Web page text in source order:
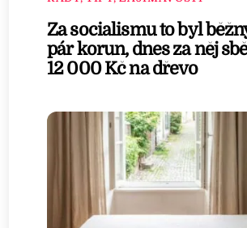
Za socialismu to byl
pár korun, dnes za něj
12 000 Kč na dřevo